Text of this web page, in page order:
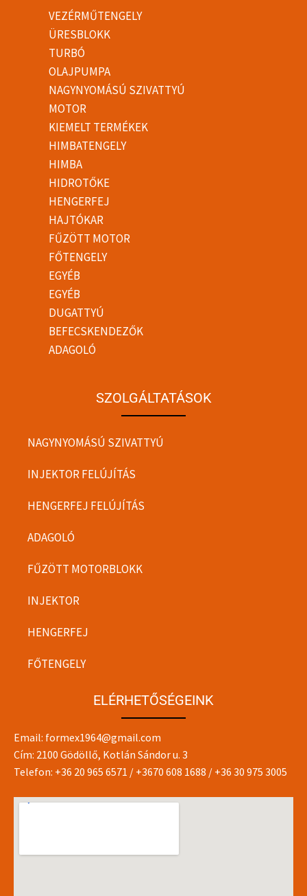
VEZÉRMŰTENGELY
ÜRESBLOKK
TURBÓ
OLAJPUMPA
NAGYNYOMÁSÚ SZIVATTYÚ
MOTOR
KIEMELT TERMÉKEK
HIMBATENGELY
HIMBA
HIDROTŐKE
HENGERFEJ
HAJTÓKAR
FŰZÖTT MOTOR
FŐTENGELY
EGYÉB
EGYÉB
DUGATTYÚ
BEFECSKENDEZŐK
ADAGOLÓ
SZOLGÁLTATÁSOK
NAGYNYOMÁSÚ SZIVATTYÚ
INJEKTOR FELÚJÍTÁS
HENGERFEJ FELÚJÍTÁS
ADAGOLÓ
FŰZÖTT MOTORBLOKK
INJEKTOR
HENGERFEJ
FŐTENGELY
ELÉRHETŐSÉGEINK
Email: formex1964@gmail.com
Cím: 2100 Gödöllő, Kotlán Sándor u. 3
Telefon: +36 20 965 6571 / +3670 608 1688 / +36 30 975 3005